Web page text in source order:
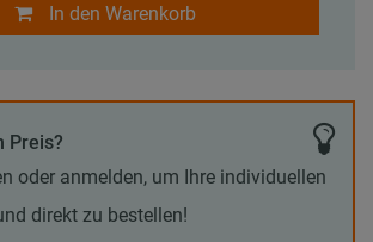
In den Warenkorb
Preis?
oder anmelden, um Ihre individuellen
direkt zu bestellen!